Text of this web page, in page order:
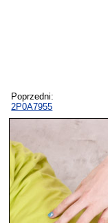
Poprzedni:
2P0A7955